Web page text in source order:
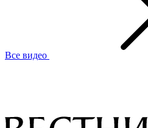
Все видео